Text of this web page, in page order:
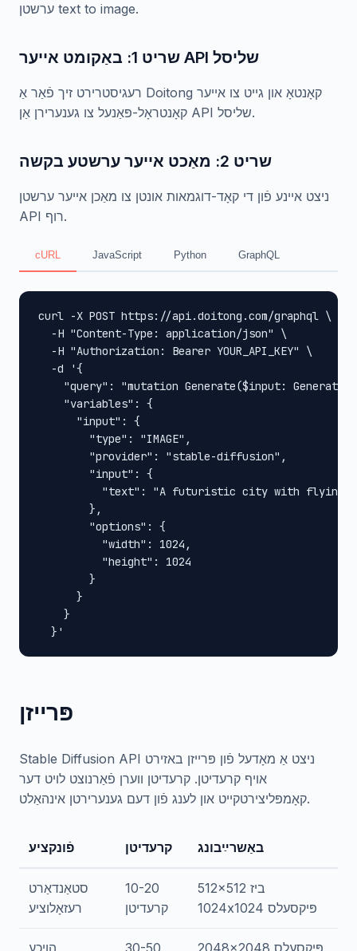
ערשטן text to image.
שריט 1: באַקומט אייער API שליסל
רעגיסטרירט זיך פֿאַר אַ Doitong קאָנטאָ און גייט צו אייער
קאָנטראָל-פּאַנעל צו גענערירן אַן API שליסל.
שריט 2: מאַכט אייער ערשטע בקשה
ניצט איינע פֿון די קאָד-דוגמאות אונטן צו מאַכן אייער ערשטן
API רוף.
cURL JavaScript Python GraphQL
curl -X POST https://api.doitong.com/graphql \
  -H "Content-Type: application/json" \
  -H "Authorization: Bearer YOUR_API_KEY" \
  -d '{
"query": "mutation Generate($input:
    "variables": {
      "input": {
        "type": "IMAGE",
        "provider": "stable-diffusion",
        "input": {
"text": "A futuristic city with flying
        },
        "options": {
          "width": 1024,
          "height": 1024
        }
      }
    }
  }'
פּרייזן
Stable Diffusion API ניצט אַ מאָדעל פֿון פּרייזן באזירט
אויף קרעדיטן. קרעדיטן ווערן פֿאַרנוצט לויט דער
קאָמפּליצירטקייט און לענג פֿון דעם גענערירטן אינהאַלט.
פֿונקציע קרעדיטן באַשרײַבונג
סטאַנדאַרט
רעזאָלוציע
10-20
קרעדיטן
512x512 ביז
1024x1024 פּיקסעלס
הויכע 30-50 2048x2048 פּיקסעלס